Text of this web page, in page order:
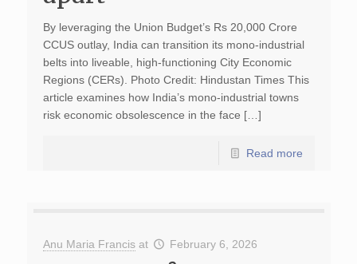
By leveraging the Union Budget’s Rs 20,000 Crore
CCUS outlay, India can transition its mono-industrial
belts into liveable, high-functioning City Economic
Regions (CERs). Photo Credit: Hindustan Times This
article examines how India’s mono-industrial towns
risk economic obsolescence in the face […]
Read more
Anu Maria Francis at February 6, 2026